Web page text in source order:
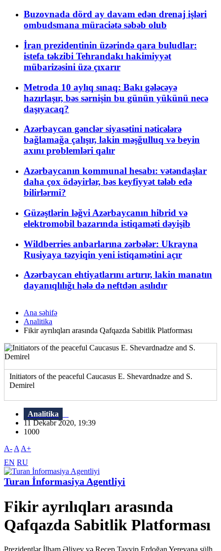
Buzovnada dörd ay davam edən drenaj işləri
ombudsmana müraciətə səbəb olub
İran prezidentinin üzərində qara buludlar:
istefa təkzibi Tehrandakı hakimiyyət
mübarizəsini üzə çıxarır
Metroda 10 aylıq sınaq: Bakı gələcəyə
hazırlaşır, bəs sərnişin bu günün yükünü necə
daşıyacaq?
Azərbaycan gənclər siyasətini nəticələrə
bağlamağa çalışır, lakin məşğulluq və beyin
axını problemləri qalır
Azərbaycanın kommunal hesabı: vətəndaşlar
daha çox ödəyirlər, bəs keyfiyyət tələb edə
bilirlərmi?
Güzəştlərin ləğvi Azərbaycanın hibrid və
elektromobil bazarında istiqaməti dəyişib
Wildberries anbarlarına zərbələr: Ukrayna
Rusiyaya təzyiqin yeni istiqamətini açır
Azərbaycan ehtiyatlarını artırır, lakin manatın
dayanıqlılığı hələ də neftdən asılıdır
Ana səhifə
Analitika
Fikir ayrılıqları arasında Qafqazda Sabitlik Platforması
Initiators of the peaceful Caucasus E. Shevardnadze and S.
Demirel
Analitika
11 Dekabr 2020, 19:39
1000
A- A A+
EN RU
Turan İnformasiya Agentliyi
Fikir ayrılıqları arasında
Qafqazda Sabitlik Platforması
Prezidentlər İlham Əliyev və Recep Tayyip Erdoğan Yerevana sülh